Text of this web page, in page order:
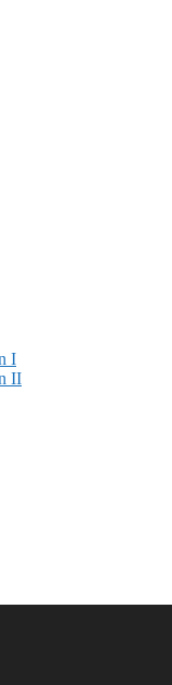
I
II